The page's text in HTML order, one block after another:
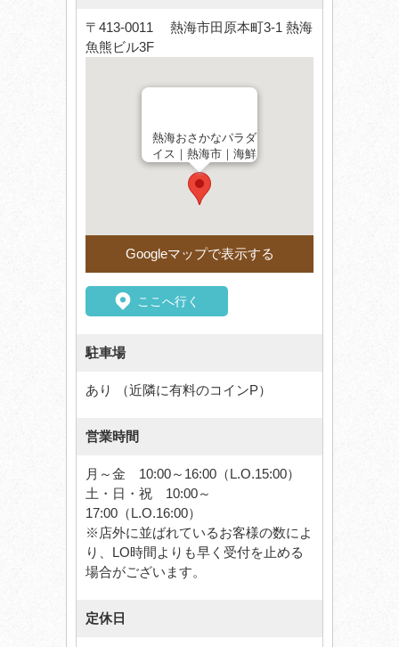
〒413-0011 熱海市田原本町3-1 熱海
魚熊ビル3F
熱海おさかなパラダ
イス｜熱海市｜海鮮
Googleマップで表示する
ここへ行く
駐車場
あり （近隣に有料のコインP）
営業時間
月～金 10:00～16:00（L.O.15:00）
土・日・祝 10:00～
17:00（L.O.16:00）
※店外に並ばれているお客様の数によ
り、LO時間よりも早く受付を止める
場合がございます。
定休日